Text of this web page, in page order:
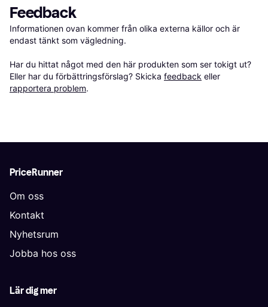
Feedback
Informationen ovan kommer från olika externa källor och är
endast tänkt som vägledning.
Har du hittat något med den här produkten som ser tokigt ut?
Eller har du förbättringsförslag? Skicka feedback eller
rapportera problem.
PriceRunner
Om oss
Kontakt
Nyhetsrum
Jobba hos oss
Lär dig mer